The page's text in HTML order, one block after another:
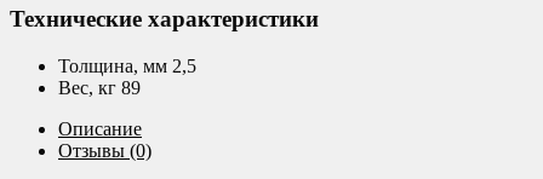
Технические характеристики
Толщина, мм 2,5
Вес, кг 89
Описание
Отзывы (0)